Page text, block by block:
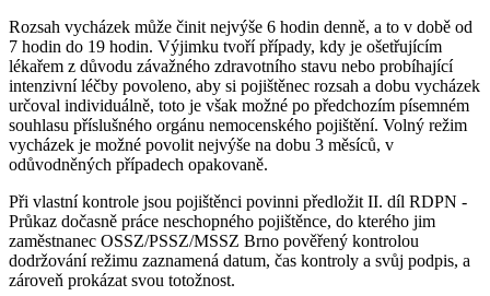
Rozsah vycházek může činit nejvýše 6 hodin denně, a to v době od
7 hodin do 19 hodin. Výjimku tvoří případy, kdy je ošetřujícím
lékařem z důvodu závažného zdravotního stavu nebo probíhající
intenzivní léčby povoleno, aby si pojištěnec rozsah a dobu vycházek
určoval individuálně, toto je však možné po předchozím písemném
souhlasu příslušného orgánu nemocenského pojištění. Volný režim
vycházek je možné povolit nejvýše na dobu 3 měsíců, v
odůvodněných případech opakovaně.
Při vlastní kontrole jsou pojištěnci povinni předložit II. díl RDPN -
Průkaz dočasně práce neschopného pojištěnce, do kterého jim
zaměstnanec OSSZ/PSSZ/MSSZ Brno pověřený kontrolou
dodržování režimu zaznamená datum, čas kontroly a svůj podpis, a
zároveň prokázat svou totožnost.